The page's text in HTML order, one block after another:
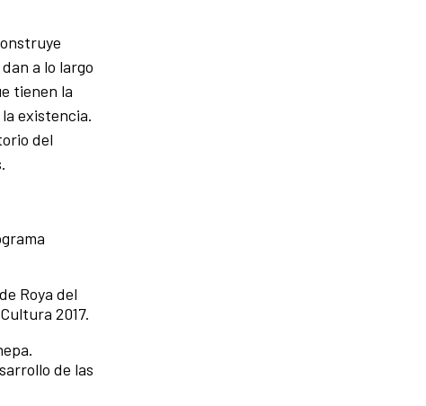
a lo largo
tienen la
existencia.
del
Roya del
2017.
de las